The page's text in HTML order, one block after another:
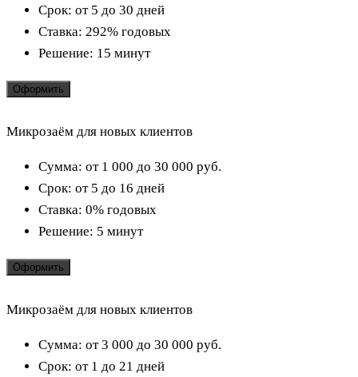
Срок: от 5 до 30 дней
Ставка: 292% годовых
Решение: 15 минут
Оформить
Микрозаём для новых клиентов
Сумма: от 1 000 до 30 000 руб.
Срок: от 5 до 16 дней
Ставка: 0% годовых
Решение: 5 минут
Оформить
Микрозаём для новых клиентов
Сумма: от 3 000 до 30 000 руб.
Срок: от 1 до 21 дней